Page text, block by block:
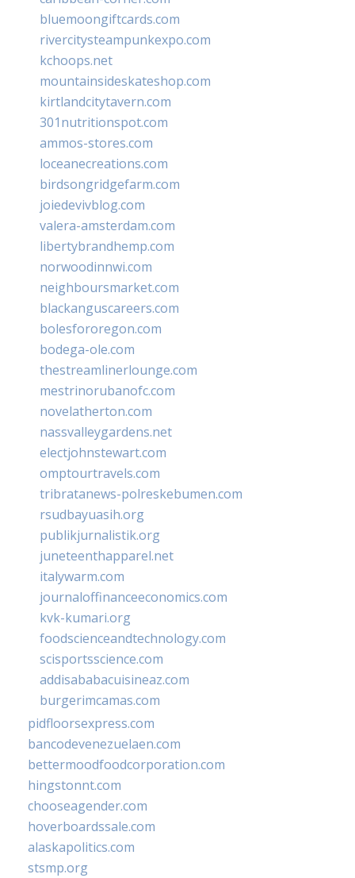
bluemoongiftcards.com
rivercitysteampunkexpo.com
kchoops.net
mountainsideskateshop.com
kirtlandcitytavern.com
301nutritionspot.com
ammos-stores.com
loceanecreations.com
birdsongridgefarm.com
joiedevivblog.com
valera-amsterdam.com
libertybrandhemp.com
norwoodinnwi.com
neighboursmarket.com
blackanguscareers.com
bolesfororegon.com
bodega-ole.com
thestreamlinerlounge.com
mestrinorubanofc.com
novelatherton.com
nassvalleygardens.net
electjohnstewart.com
omptourtravels.com
tribratanews-polreskebumen.com
rsudbayuasih.org
publikjurnalistik.org
juneteenthapparel.net
italywarm.com
journaloffinanceeconomics.com
kvk-kumari.org
foodscienceandtechnology.com
scisportsscience.com
addisababacuisineaz.com
burgerimcamas.com
pidfloorsexpress.com
bancodevenezuelaen.com
bettermoodfoodcorporation.com
hingstonnt.com
chooseagender.com
hoverboardssale.com
alaskapolitics.com
stsmp.org